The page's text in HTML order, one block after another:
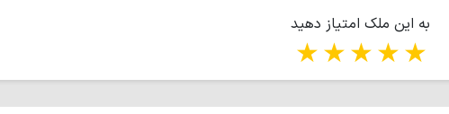
به این ملک امتیاز دهید
5 stars
4 stars
3 stars
2 stars